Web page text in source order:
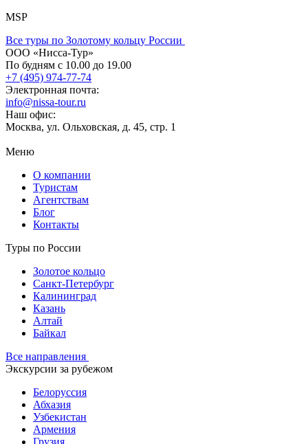
MSP
Все туры по Золотому кольцу России
ООО «Нисса-Тур»
По будням с 10.00 до 19.00
+7 (495) 974-77-74
Электронная почта:
info@nissa-tour.ru
Наш офис:
Москва, ул. Ольховская, д. 45, стр. 1
Меню
О компании
Туристам
Агентствам
Блог
Контакты
Туры по России
Золотое кольцо
Санкт-Петербург
Калининград
Казань
Алтай
Байкал
Все направления
Экскурсии за рубежом
Белоруссия
Абхазия
Узбекистан
Армения
Грузия